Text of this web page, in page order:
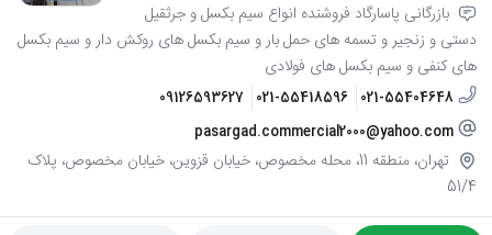
بازرگانی پاسارگاد فروشنده انواع سیم بکسل و جرثقیل
دستی و زنجیر و تسمه های حمل بار و سیم بکسل های روکش دار و سیم بکسل
های کنفی و سیم بکسل های فولادی
021-55404648
021-55418596
09126593627
pasargad.commercial2000@yahoo.com
تهران، منطقه 11، محله مخصوص، خیابان قزوین، خیابان مخصوص، پلاک
51/4